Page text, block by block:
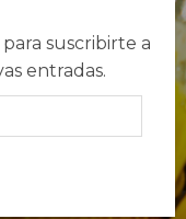
suscribirte a
entradas.